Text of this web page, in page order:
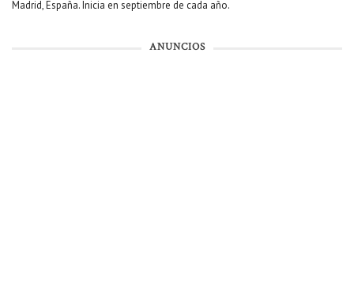
Madrid, España. Inicia en septiembre de cada año.
ANUNCIOS